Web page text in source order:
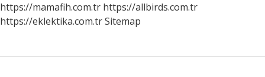
https://mamafih.com.tr https://allbirds.com.tr
https://eklektika.com.trSitemap